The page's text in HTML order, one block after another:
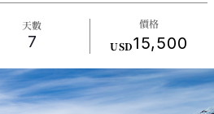
天數
7
價格
USD15,500